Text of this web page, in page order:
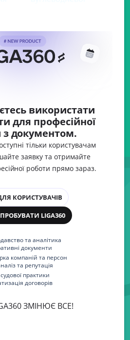
використати
для професійної
з документом.
тільки користувачам
заявку та отримайте
роботи прямо зараз.
КОРИСТУВАЧІВ
LIGA360
та аналітика
документи
компаній та персон
та репутація
практики
договорів
ЗМІНЮЄ ВСЕ!